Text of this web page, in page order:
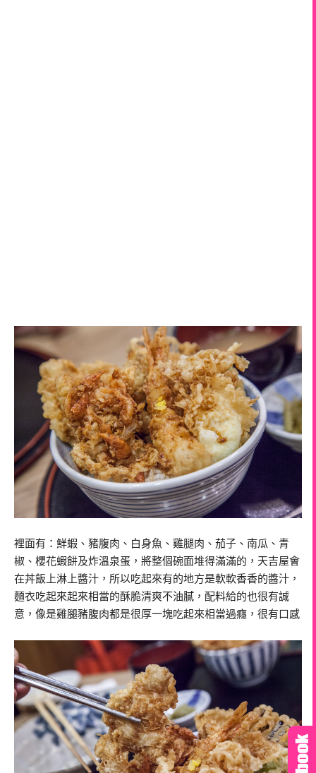
裡面有：鮮蝦、豬腹肉、白身魚、雞腿肉、茄子、南瓜、青
椒、櫻花蝦餅及炸溫泉蛋，將整個碗面堆得滿滿的，天吉屋會
在丼飯上淋上醬汁，所以吃起來有的地方是軟軟香香的醬汁，
麵衣吃起來起來相當的酥脆清爽不油膩，配料給的也很有誠
意，像是雞腿豬腹肉都是很厚一塊吃起來相當過癮，很有口感